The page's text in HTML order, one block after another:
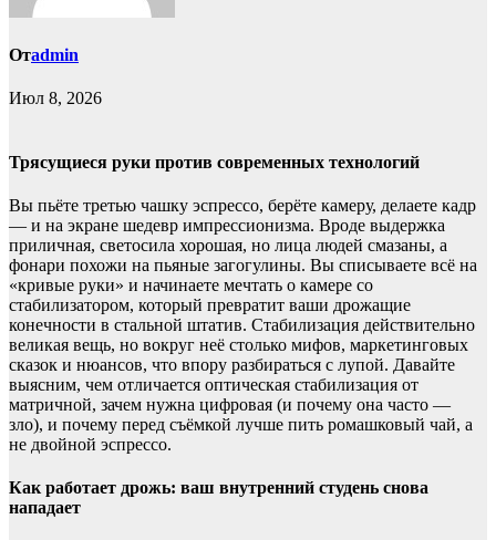
Отadmin
Июл 8, 2026
Трясущиеся руки против современных технологий
Вы пьёте третью чашку эспрессо, берёте камеру, делаете кадр
— и на экране шедевр импрессионизма. Вроде выдержка
приличная, светосила хорошая, но лица людей смазаны, а
фонари похожи на пьяные загогулины. Вы списываете всё на
«кривые руки» и начинаете мечтать о камере со
стабилизатором, который превратит ваши дрожащие
конечности в стальной штатив. Стабилизация действительно
великая вещь, но вокруг неё столько мифов, маркетинговых
сказок и нюансов, что впору разбираться с лупой. Давайте
выясним, чем отличается оптическая стабилизация от
матричной, зачем нужна цифровая (и почему она часто —
зло), и почему перед съёмкой лучше пить ромашковый чай, а
не двойной эспрессо.
Как работает дрожь: ваш внутренний студень снова
нападает